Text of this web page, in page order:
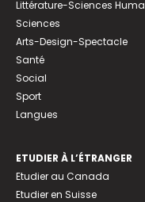
Littérature-Sciences
Sciences
Arts-Design-Spectacle
Santé
Social
Sport
Langues
ETUDIER À L’ÉTRANGER
Etudier au Canada
Etudier en Suisse